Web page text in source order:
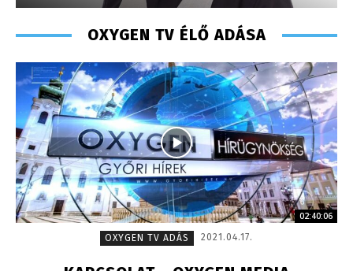
OXYGEN TV ÉLŐ ADÁSA
02:40:06
OXYGEN TV ADÁS
2021.04.17.